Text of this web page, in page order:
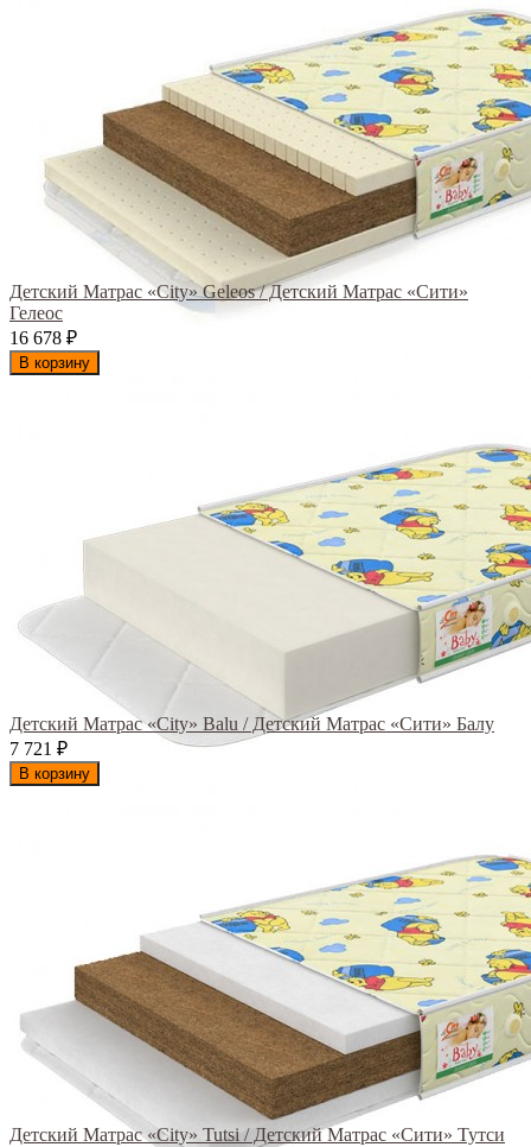
Детский Матрас «City» Geleos / Детский Матрас «Сити»
Гелеос
16 678 ₽
В корзину
Детский Матрас «City» Balu / Детский Матрас «Сити» Балу
7 721
₽
В корзину
Детский Матрас «City» Tutsi / Детский Матрас «Сити» Тутси